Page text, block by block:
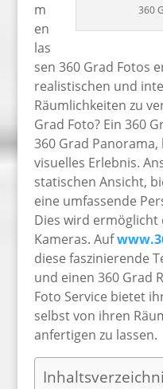
360
m
en
las
sen 360 Grad Fotos
realistischen und
Räumlichkeiten zu
Grad Foto? Ein 360
360 Grad
visuelles Erlebnis.
statischen Ansicht,
eine umfassende
Dies wird
Kameras. Auf
diese faszinierende
und einen 360 Grad
Foto Service bietet
selbst von ihren
anfertigen zu lassen.